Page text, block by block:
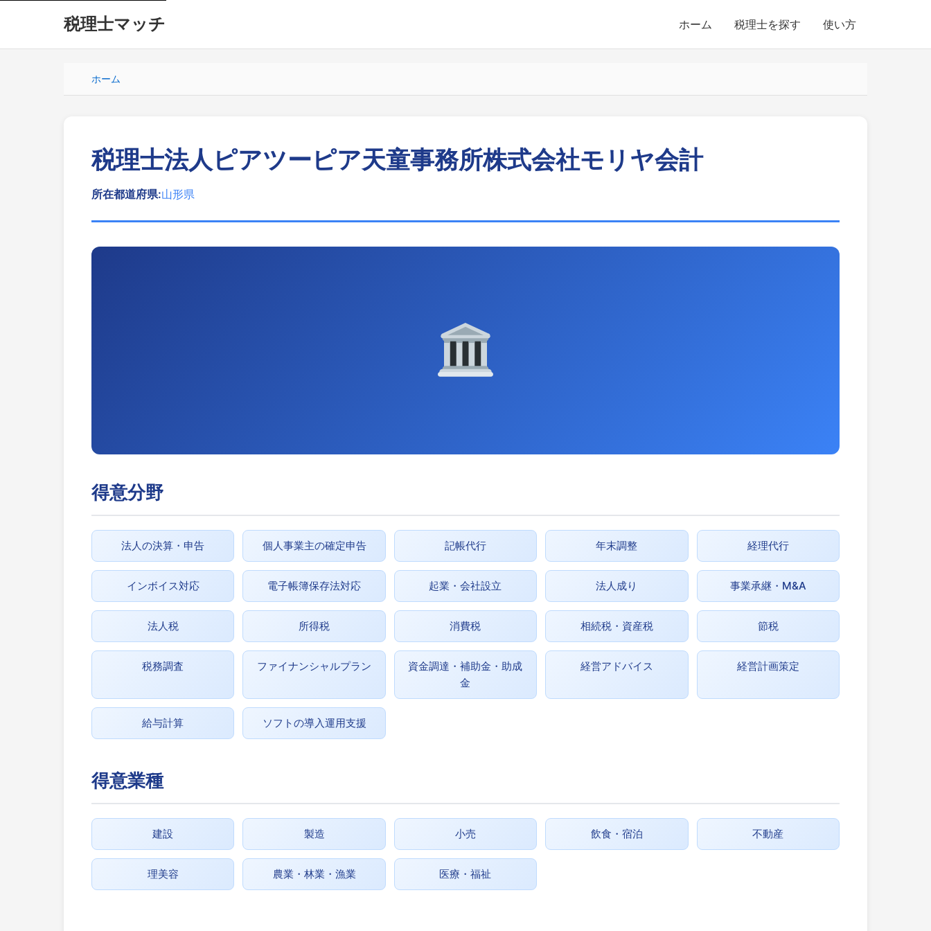
税理士マッチ ホーム 税理士を探す 使い方
ホーム
税理士法人ピアツーピア天童事務所株式会社モリヤ会計
所在都道府県:山形県
得意分野
法人の決算・申告 個人事業主の確定申告 記帳代行 年末調整 経理代行
インボイス対応 電子帳簿保存法対応 起業・会社設立 法人成り 事業承継・M&A
法人税 所得税 消費税 相続税・資産税 節税
税務調査 ファイナンシャルプラン
資金調達・補助金・助成
金
経営アドバイス 経営計画策定
給与計算 ソフトの導入運用支援
得意業種
建設 製造 小売 飲食・宿泊 不動産
理美容 農業・林業・漁業 医療・福祉